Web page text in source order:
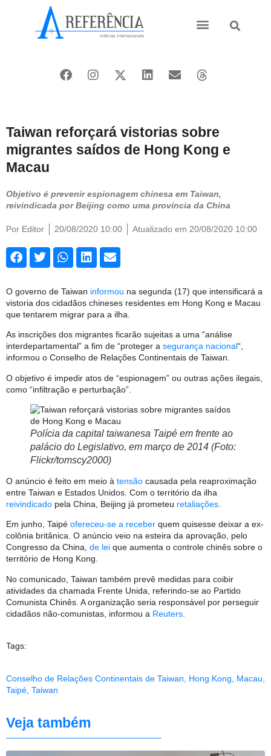
Taiwan reforçará vistorias sobre
migrantes saídos de Hong Kong e
Macau
Objetivo é prevenir espionagem chinesa em Taiwan,
reivindicada por Beijing como uma província da China
Por Editor 20/08/2020 10:00 Atualizado em 20/08/2020 10:00
O governo de Taiwan informou na segunda (17) que intensificará a
vistoria dos cidadãos chineses residentes em Hong Kong e Macau
que tentarem migrar para a ilha.
As inscrições dos migrantes ficarão sujeitas a uma “análise
interdepartamental” a fim de “proteger a segurança nacional“,
informou o Conselho de Relações Continentais de Taiwan.
O objetivo é impedir atos de “espionagem” ou outras ações ilegais,
como “infiltração e perturbação”.
Polícia da capital taiwanesa Taipé em frente ao
palácio do Legislativo, em março de 2014 (Foto:
Flickr/tomscy2000)
O anúncio é feito em meio à tensão causada pela reaproximação
entre Taiwan e Estados Unidos. Com o território da ilha
reivindicado pela China, Beijing já prometeu retaliações
Em junho, Taipé ofereceu-se a receber quem quisesse deixar a ex-
colônia britânica. O anúncio veio na esteira da aprovação, pelo
Congresso da China, de lei que aumenta o controle chinês sobre o
território de Hong Kong.
No comunicado, Taiwan também prevê medidas para coibir
atividades da chamada Frente Unida, referindo-se ao Partido
Comunista Chinês. A organização seria responsável por perseguir
cidadãos não-comunistas, informou a Reuters
Tags:
Conselho de Relações Continentais de Taiwan Hong Kong Macau
Taipé Taiwan
Veja também